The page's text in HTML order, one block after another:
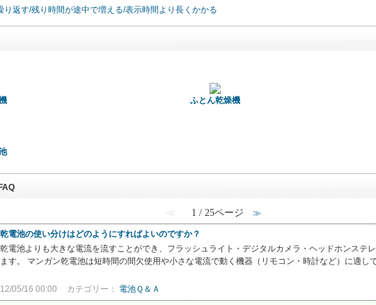
り返す/残り時間が途中で増える/表示時間より長くかかる
ふとん乾燥機
≪ 1 / 25ページ ≫
電池の使い分けはどのようにすればよいのですか？
電池よりも大きな電流を流すことができ、フラッシュライト・デジタルカメラ・ヘッドホンステ
す。 マンガン乾電池は短時間の間欠使用や小さな電流で動く機器（リモコン・時計など）に適
05/16 00:00 カテゴリー： 電池Ｑ＆Ａ